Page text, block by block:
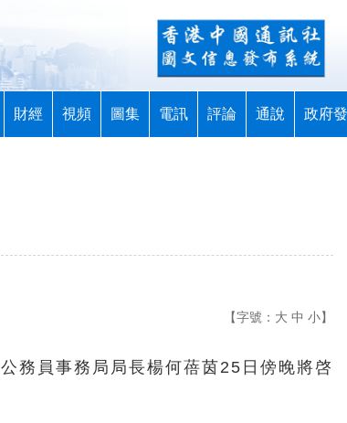
財經 視頻 圖集 電訊 評論 通說 政府
【字號： 大 中 小】
公務員事務局局長楊何蓓茵25日傍晚將啓